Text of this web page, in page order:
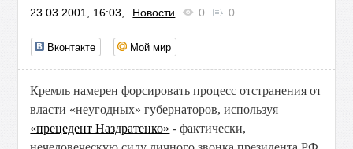
23.03.2001, 16:03, Новости 0 0
Вконтакте Мой мир
Кремль намерен форсировать процесс отстранения от
власти «неугодных» губернаторов, используя
«прецедент Наздратенко» - фактически,